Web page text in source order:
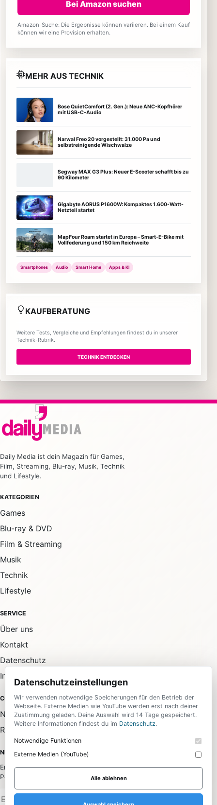
Bei Amazon suchen
Amazon-Suche: Die Ergebnisse können variieren. Bei einem Kauf
können wir eine Provision erhalten.
MEHR AUS TECHNIK
Bose QuietComfort (2. Gen.): Neue ANC-Kopfhörer
mit USB-C-Audio
Narwal Freo 20 vorgestellt: 31.000 Pa und
selbstreinigende Wischwalze
Segway MAX G3 Plus: Neuer E-Scooter schafft bis zu
90 Kilometer
Gigabyte AORUS P1600W: Kompaktes 1.600-Watt-
Netzteil startet
MapFour Roam startet in Europa – Smart-E-Bike mit
Vollfederung und 150 km Reichweite
Smartphones Audio Smart Home Apps & KI
KAUFBERATUNG
Weitere Tests, Vergleiche und Empfehlungen findest du in unserer
Technik-Rubrik.
TECHNIK ENTDECKEN
Daily Media ist dein Magazin für Games,
Film, Streaming, Blu-ray, Musik, Technik
und Lifestyle.
KATEGORIEN
Games
Blu-ray & DVD
Film & Streaming
Musik
Technik
Lifestyle
SERVICE
Über uns
Kontakt
Datenschutz
Impressum
COMMUNITY
Newsletter
RSS-Feed
NEWSLETTER
Erhalte die wichtigsten News aus allen Bereichen direkt in dein
Postfach.
Datenschutzeinstellungen
Wir verwenden notwendige Speicherungen für den Betrieb der
Webseite. Externe Medien wie YouTube werden erst nach deiner
Zustimmung geladen. Deine Auswahl wird 14 Tage gespeichert.
Weitere Informationen findest du im Datenschutz.
Notwendige Funktionen
Externe Medien (YouTube)
Alle ablehnen